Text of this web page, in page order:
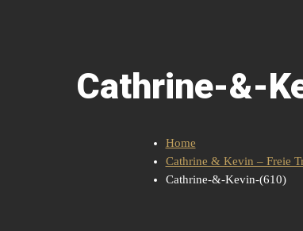
Cathrine-&-
Home
Cathrine & Kevin – Freie
Cathrine-&-Kevin-(610)